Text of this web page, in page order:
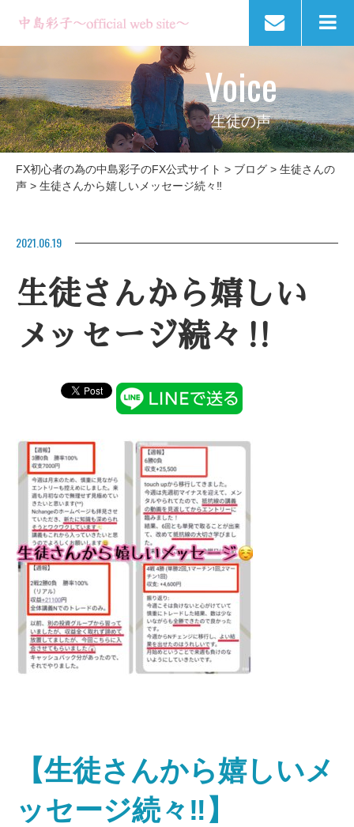
Voice
生徒の声
FX初心者の為の中島彩子のFX公式サイト > ブログ> 生徒さんの
声> 生徒さんから嬉しいメッセージ続々‼
2021.06.19
生徒さんから嬉しい
メッセージ続々‼
【生徒さんから嬉しいメ
ッセージ続々‼】